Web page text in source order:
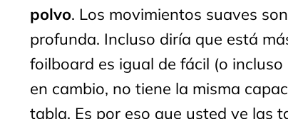
polvo. Los movimientos suaves
profunda. Incluso diría que está
foilboard es igual de fácil (o
en cambio, no tiene la misma
tabla. Es por eso que usted ve las